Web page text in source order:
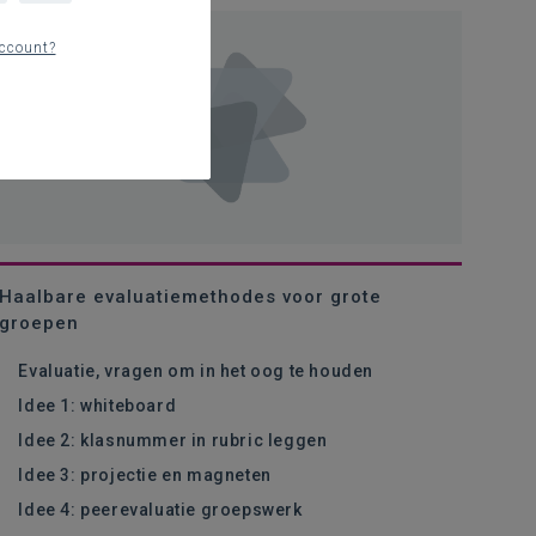
Haalbare evaluatiemethodes voor grote
groepen
Evaluatie, vragen om in het oog te houden
Idee 1: whiteboard
Idee 2: klasnummer in rubric leggen
Idee 3: projectie en magneten
Idee 4: peerevaluatie groepswerk